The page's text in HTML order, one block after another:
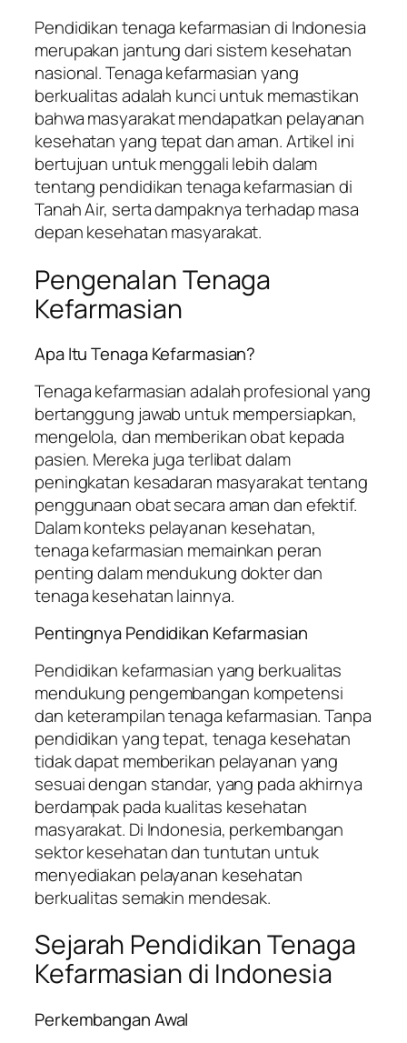
Pendidikan tenaga kefarmasian di Indonesia
merupakan jantung dari sistem kesehatan
nasional. Tenaga kefarmasian yang
berkualitas adalah kunci untuk memastikan
bahwa masyarakat mendapatkan pelayanan
kesehatan yang tepat dan aman. Artikel ini
bertujuan untuk menggali lebih dalam
tentang pendidikan tenaga kefarmasian di
Tanah Air, serta dampaknya terhadap masa
depan kesehatan masyarakat.
Pengenalan Tenaga
Kefarmasian
Apa Itu Tenaga Kefarmasian?
Tenaga kefarmasian adalah profesional yang
bertanggung jawab untuk mempersiapkan,
mengelola, dan memberikan obat kepada
pasien. Mereka juga terlibat dalam
peningkatan kesadaran masyarakat tentang
penggunaan obat secara aman dan efektif.
Dalam konteks pelayanan kesehatan,
tenaga kefarmasian memainkan peran
penting dalam mendukung dokter dan
tenaga kesehatan lainnya.
Pentingnya Pendidikan Kefarmasian
Pendidikan kefarmasian yang berkualitas
mendukung pengembangan kompetensi
dan keterampilan tenaga kefarmasian. Tanpa
pendidikan yang tepat, tenaga kesehatan
tidak dapat memberikan pelayanan yang
sesuai dengan standar, yang pada akhirnya
berdampak pada kualitas kesehatan
masyarakat. Di Indonesia, perkembangan
sektor kesehatan dan tuntutan untuk
menyediakan pelayanan kesehatan
berkualitas semakin mendesak.
Sejarah Pendidikan Tenaga
Kefarmasian di Indonesia
Perkembangan Awal